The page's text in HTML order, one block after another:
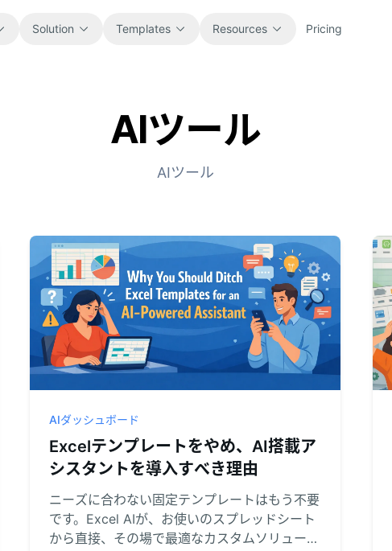
Solution Templates
Browse every ready-to-use
Operations
Track workflows, handoffs, planning,
and execution.
Sales
Pipelines, quotas, forecasting, and
revenue tracking.
Manage milestones, owners, delivery,
and status.
Analytics
Dashboards, KPI reviews, and recurring
Resources
Blog
Product updates, examples, and
Documentation
Core product docs, setup, and usage
references.
Prompt Library
Useful prompts for analysis, reporting,
and cleanup.
Community
Join discussions, ask questions, and
learn from users.
Quick Start
Fast onboarding for new users and
Pricing
AIツール
AIツール
AIダッシュボード
Excelテンプレートをやめ、AI搭載ア
シスタントを導入すべき理由
ニーズに合わない固定テンプレートはもう不要
です。Excel AIが、お使いのスプレッドシート
から直接、その場で最適なカスタムソリューシ